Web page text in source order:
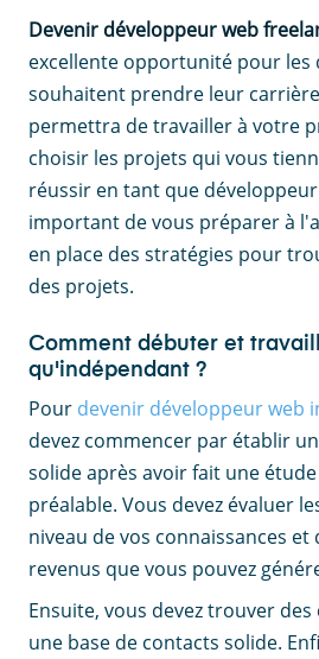
Devenir développeur web
excellente opportunité pour les
souhaitent prendre leur
permettra de travailler à votre
choisir les projets qui vous
réussir en tant que
important de vous préparer à
en place des stratégies pour
des projets.
Comment débuter et
qu'indépendant ?
Pour devenir développeur web
devez commencer par établir un
solide après avoir fait une
préalable. Vous devez évaluer
niveau de vos connaissances
revenus que vous pouvez
Ensuite, vous devez trouver
une base de contacts solide.